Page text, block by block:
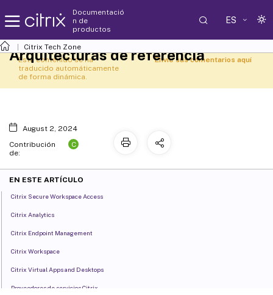
Documentació
n de
productos
ES
Citrix Tech Zone
Este contenido se ha
traducido automáticamente
de forma dinámica.
Envíe sus comentarios aquí
Arquitecturas de referencia
August 2, 2024
Contribución
de:
C
EN ESTE ARTÍCULO
Citrix Secure Workspace Access
Citrix Analytics
Citrix Endpoint Management
Citrix Workspace
Citrix Virtual Apps and Desktops
Proveedores de servicios Citrix